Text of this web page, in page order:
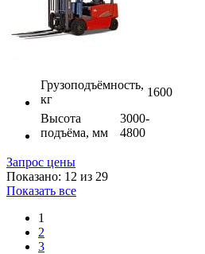
Грузоподъёмность,
кг
1600
Высота
подъёма, мм
3000-
4800
Запрос цены
Показано: 12 из 29
Показать все
1
2
3